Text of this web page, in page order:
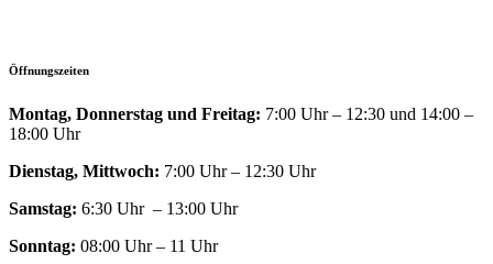
Öffnungszeiten
Montag, Donnerstag und Freitag: 7:00 Uhr – 12:30 und 14:00 –
18:00 Uhr
Dienstag, Mittwoch: 7:00 Uhr – 12:30 Uhr
Samstag: 6:30 Uhr – 13:00 Uhr
Sonntag: 08:00 Uhr – 11 Uhr